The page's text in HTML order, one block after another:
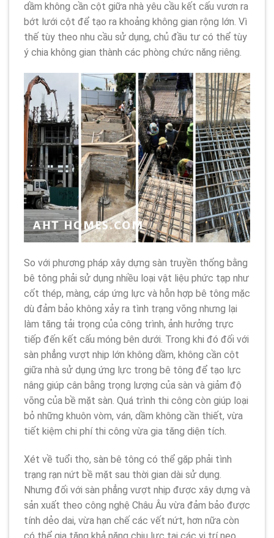
dầm không cần cột giữa nhà yêu cầu kết cấu vươn ra
bớt lưới cột để tạo ra khoảng không gian rộng lớn. Vì
thế tùy theo nhu cầu sử dụng, chủ đầu tư có thể tùy
ý chia không gian thành các phòng chức năng riêng.
So với phương pháp xây dựng sàn truyền thống bằng
bê tông phải sử dụng nhiều loại vật liệu phức tạp như
cốt thép, màng, cáp ứng lực và hỗn hợp bê tông mặc
dù đảm bảo không xảy ra tình trạng võng nhưng lại
làm tăng tải trọng của công trình, ảnh hưởng trực
tiếp đến kết cấu móng bên dưới. Trong khi đó đối với
sàn phẳng vượt nhịp lớn không dầm, không cần cột
giữa nhà sử dụng ứng lực trong bê tông để tạo lực
nâng giúp cân bằng trọng lượng của sàn và giảm độ
võng của bề mặt sàn. Quá trình thi công còn giúp loại
bỏ những khuôn vòm, ván, dầm không cần thiết, vừa
tiết kiệm chi phí thi công vừa gia tăng diện tích.
Xét về tuổi thọ, sàn bê tông có thể gặp phải tình
trạng rạn nứt bề mặt sau thời gian dài sử dụng.
Nhưng đối với sàn phẳng vượt nhịp được xây dựng và
sản xuất theo công nghệ Châu Âu vừa đảm bảo được
tính dẻo dai, vừa hạn chế các vết nứt, hơn nữa còn